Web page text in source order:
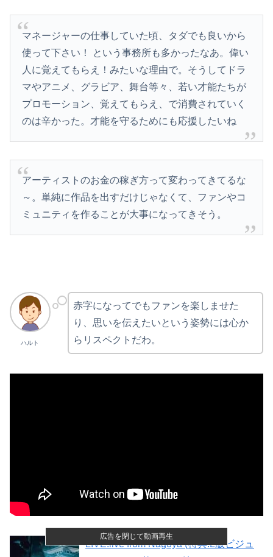
マネージャーの仕事していた頃、タダでも良いから
使って下さい！ という事務所も多かったなあ。偉い
人に覚えてもらえ！みたいな理由で。そうしてドラ
マやアニメ、グラビア、舞台等々、若い才能たちが
プロモーション、覚えてもらえ、で消費されていく
のは辛かった。才能を守るためにも応援したいね
アーティストのお金の稼ぎ方って変わってきてるな
～。単純に作品を出すだけじゃなくて、ファンやコ
ミュニティを作ることが大事になってきそう。
ハルト
赤字になってでもファンを楽しませた
り、思いを伝えたいという姿勢には心か
らリスペクトだわ。
LIVE:live from Nagoya (特典:L版ビジュ
広告を閉じて動画再生